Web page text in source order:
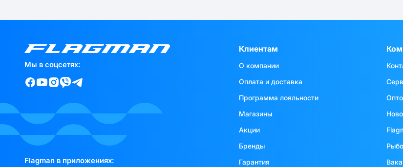
Мы в соцсетях:
Flagman в приложениях:
Клиентам
О компании
Оплата и доставка
Программа лояльности
Магазины
Акции
Бренды
Гарантия